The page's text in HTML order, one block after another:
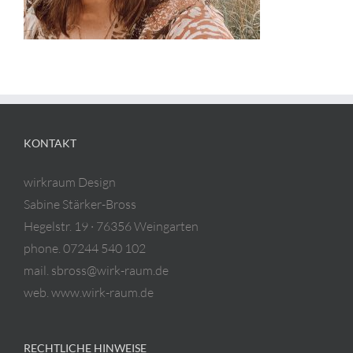
KONTAKT
wirkraum Design
Sabine Stärker-Bross
Hegelstr. 19 · 76356 Weingarten
phone. 07244 540 102
mail. sbross@wirk-raum.de
web. www.wirk-raum.de
RECHTLICHE HINWEISE